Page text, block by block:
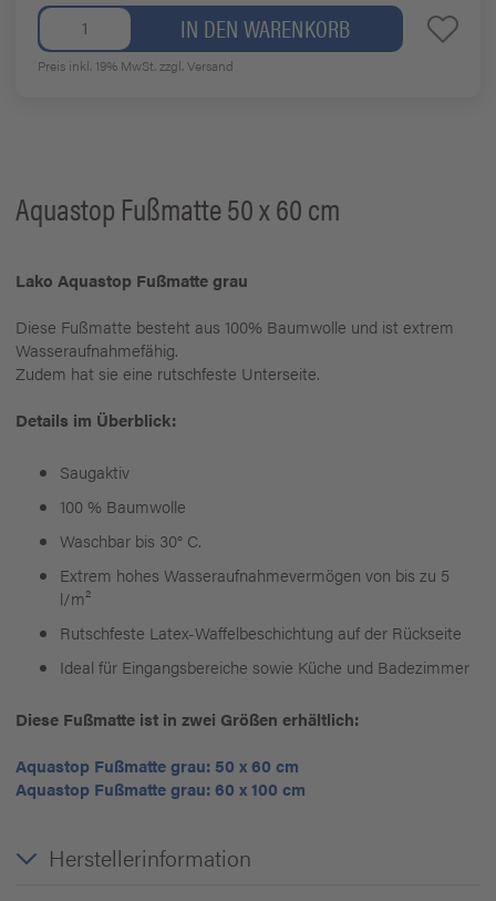
IN DEN WARENKORB
Preis inkl. 19% MwSt.zzgl. Versand
Aquastop Fußmatte 50 x 60 cm
Lako Aquastop Fußmatte grau
Diese Fußmatte besteht aus 100% Baumwolle und ist extrem
Wasseraufnahmefähig.
Zudem hat sie eine rutschfeste Unterseite.
Details im Überblick:
Saugaktiv
100 % Baumwolle
Waschbar bis 30° C.
Extrem hohes Wasseraufnahmevermögen von bis zu 5
l/m²
Rutschfeste Latex-Waffelbeschichtung auf der Rückseite
Ideal für Eingangsbereiche sowie Küche und Badezimmer
Diese Fußmatte ist in zwei Größen erhältlich:
Aquastop Fußmatte grau: 50 x 60 cm
Aquastop Fußmatte grau: 60 x 100 cm
Herstellerinformation